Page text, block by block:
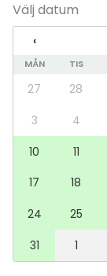
Middag /
Möte
Mässa /
Föreställning
Stuga /
Upplevelse
Julbord /
Lokal
Klassrum
Välj datum
‹
MÅN TIS
27 28
3
4
10
11
17
18
24
25
31
1